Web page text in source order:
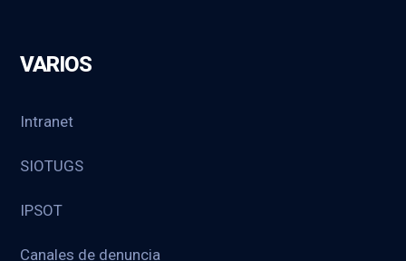
VARIOS
Intranet
SIOTUGS
IPSOT
Canales de denuncia